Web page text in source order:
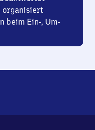
organisiert
beim Ein-, Um-